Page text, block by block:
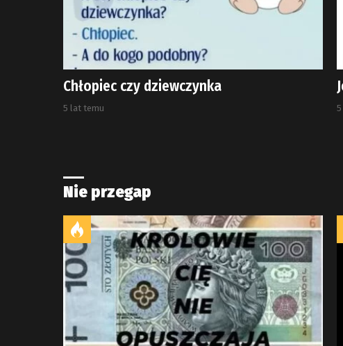
Chłopiec czy dziewczynka
5 lat temu
Nie przegap